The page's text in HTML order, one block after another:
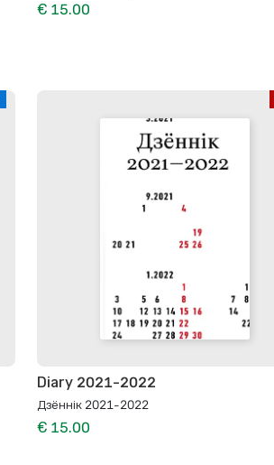
€ 15.00
Diary 2021-2022
Дзённiк 2021-2022
€ 15.00